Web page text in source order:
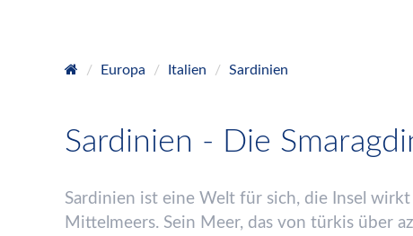
Europa Italien Sardinien
Sardinien - Die
Sardinien ist eine Welt für sich, die Insel
Mittelmeers. Sein Meer, das von türkis ü ber